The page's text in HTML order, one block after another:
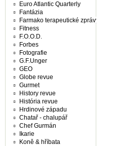
Euro Atlantic Quarterly
Fantázia
Farmako terapeutické zprávy
Fitness
F.O.O.D.
Forbes
Fotografie
G.F.Unger
GEO
Globe revue
Gurmet
History revue
História revue
Hrdinové západu
Chatař - chalupář
Chef Gurmán
Ikarie
Koně & hříbata